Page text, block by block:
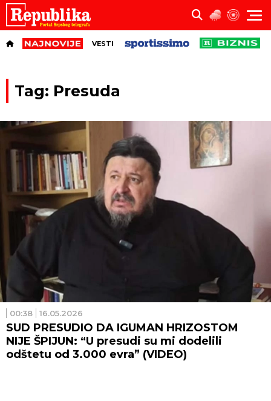
VESTI
Tag: Presuda
00:38 16.05.2026
SUD PRESUDIO DA IGUMAN HRIZOSTOM
NIJE ŠPIJUN: “U presudi su mi dodelili
odštetu od 3.000 evra” (VIDEO)